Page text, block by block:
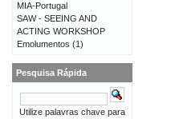
MIA-Portugal
SAW - SEEING AND
ACTING WORKSHOP
Emolumentos (1)
Pesquisa Rápida
Utilize palavras chave para